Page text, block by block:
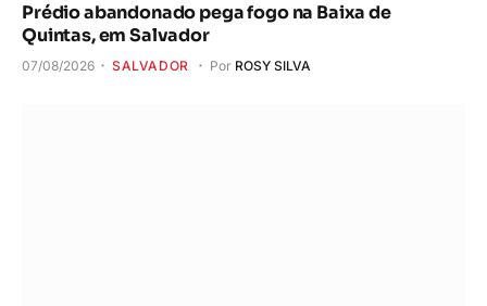
Prédio abandonado pega fogo na Baixa de
Quintas, em Salvador
07/08/2026 SALVADOR Por ROSY SILVA